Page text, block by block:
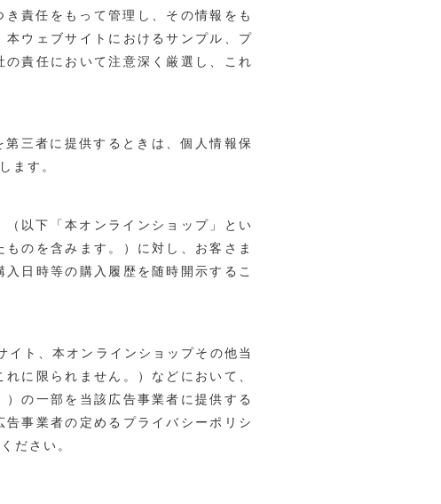
責任をもって管理し、その情報をも
ウェブサイトにおけるサンプル、プ
責任において注意深く厳選し、これ
三者に提供するときは、個人情報保
ます。
以下「本オンラインショップ」とい
のを含みます。）に対し、お客さま
日時等の購入履歴を随時開示するこ
ト、本オンラインショップその他当
に限られません。）などにおいて、
の一部を当該広告事業者に提供する
事業者の定めるプライバシーポリシ
ださい。